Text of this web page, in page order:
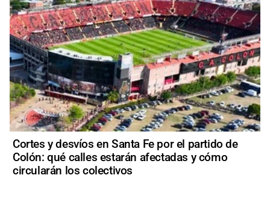
Cortes y desvíos en Santa Fe por el partido de
Colón: qué calles estarán afectadas y cómo
circularán los colectivos